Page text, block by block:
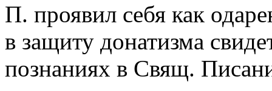
П. проявил себя как
в защиту донатизма
познаниях в Свящ.